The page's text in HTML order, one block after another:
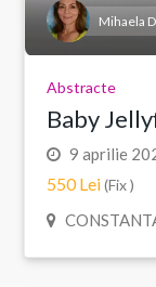
Mihaela
Abstracte
Baby
9 aprilie
550 Lei(Fix )